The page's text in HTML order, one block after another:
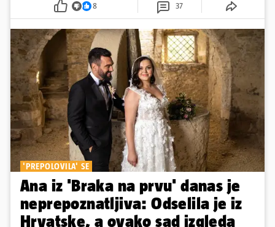
8 37
'PREPOLOVILA' SE
Ana iz 'Braka na prvu' danas je
neprepoznatljiva: Odselila je iz
Hrvatske, a ovako sad izgleda